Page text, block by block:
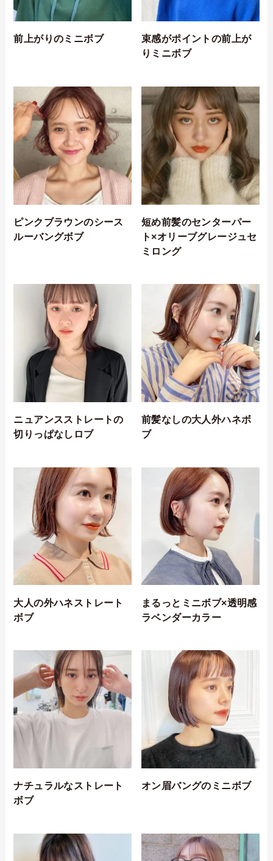
前上がりのミニボブ
束感がポイントの前上が
りミニボブ
ピンクブラウンのシース
ルーバングボブ
短め前髪のセンターパー
ト×オリーブグレージュセ
ミロング
ニュアンスストレートの
切りっぱなしロブ
前髪なしの大人外ハネボ
ブ
大人の外ハネストレート
ボブ
まるっとミニボブ×透明感
ラベンダーカラー
ナチュラルなストレート
ボブ
オン眉バングのミニボブ